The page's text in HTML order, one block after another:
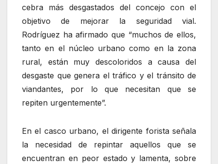
cebra más desgastados del concejo con el
objetivo de mejorar la seguridad vial.
Rodríguez ha afirmado que “muchos de ellos,
tanto en el núcleo urbano como en la zona
rural, están muy descoloridos a causa del
desgaste que genera el tráfico y el tránsito de
viandantes, por lo que necesitan que se
repiten urgentemente”.
En el casco urbano, el dirigente forista señala
la necesidad de repintar aquellos que se
encuentran en peor estado y lamenta, sobre